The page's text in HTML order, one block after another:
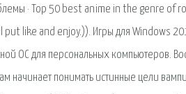
· Top 50 best anime in the genre of
like and enjoy.)). Игры для Windows
ОС для персональных компьютеров.
начинает понимать истинные цели